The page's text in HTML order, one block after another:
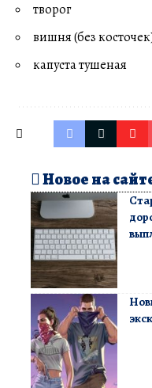
творог
вишня (без
капуста тушеная
Новое на